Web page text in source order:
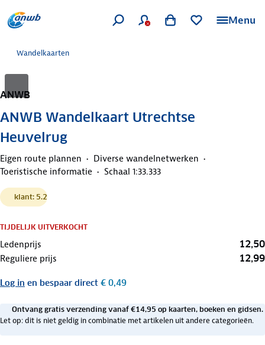
Menu
Wandelkaarten
ANWB
ANWB Wandelkaart Utrechtse
Heuvelrug
Eigen route plannen
Diverse wandelnetwerken
Toeristische informatie
Schaal 1:33.333
klant: 5.2
TIJDELIJK UITVERKOCHT
Ledenprijs 12,50
Reguliere prijs 12,99
Log in en bespaar direct € 0,49
Ontvang gratis verzending vanaf €14,95 op kaarten, boeken en gidsen.
Let op: dit is niet geldig in combinatie met artikelen uit andere categorieën.